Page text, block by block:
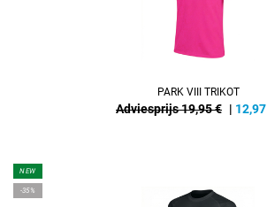
PARK VIII TRIKOT
Adviesprijs 19,95 € | 12,97
NEW
-35%